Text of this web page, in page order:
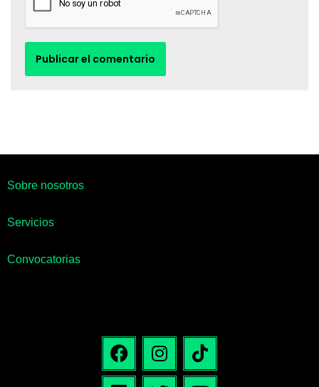
Sobre nosotros
Servicios
Convocatorias